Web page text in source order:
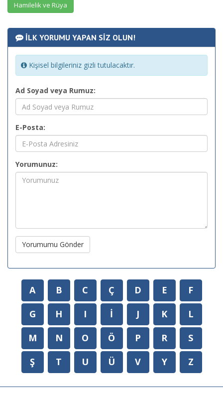
Hamilelik ve Rüya
İLK YORUMU YAPAN SİZ OLUN!
Kişisel bilgileriniz gizli tutulacaktır.
Ad Soyad veya Rumuz:
E-Posta:
Yorumunuz:
Yorumumu Gönder
A B C Ç D E
F
G
H I İ J K
L
M
N O Ö P R
S
Ş
T U Ü V Y Z